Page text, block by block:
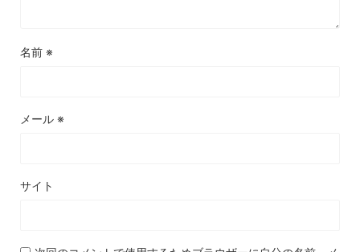
名前 ※
メール ※
サイト